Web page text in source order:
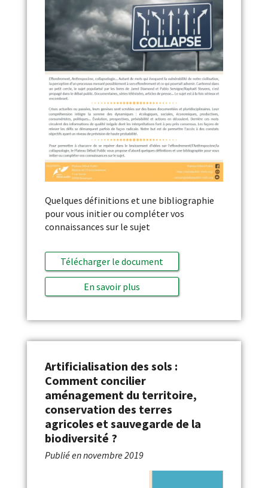
Quelques définitions et une bibliographie
pour vous initier ou compléter vos
connaissances sur le sujet
Télécharger le document
En savoir plus
Artificialisation des sols :
Comment concilier
aménagement du territoire,
conservation des terres
agricoles et sauvegarde de la
biodiversité ?
Publié ennovembre 2019